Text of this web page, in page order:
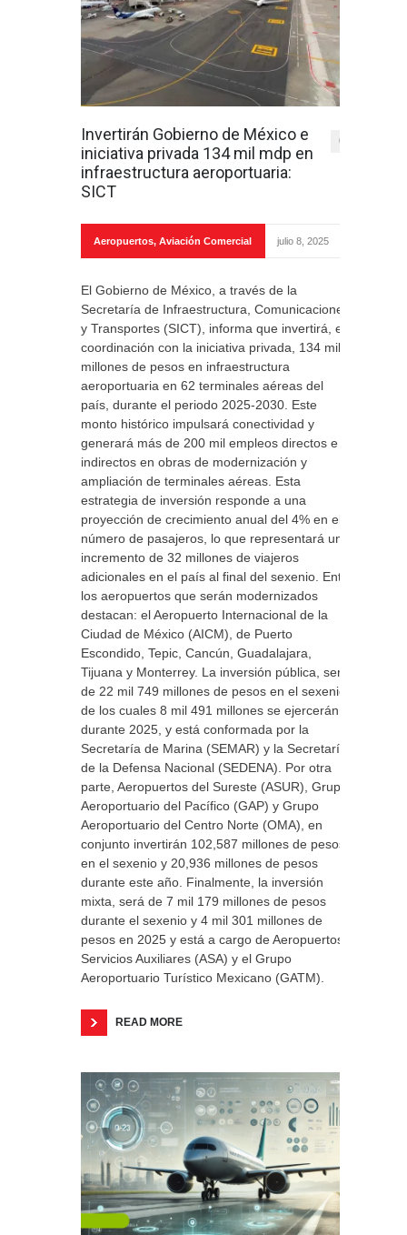
Invertirán Gobierno de México e
iniciativa privada 134 mil mdp en
infraestructura aeroportuaria:
SICT
0
Aeropuertos, Aviación Comercial julio 8, 2025
El Gobierno de México, a través de la
Secretaría de Infraestructura, Comunicaciones
y Transportes (SICT), informa que invertirá, en
coordinación con la iniciativa privada, 134 mil
millones de pesos en infraestructura
aeroportuaria en 62 terminales aéreas del
país, durante el periodo 2025-2030. Este
monto histórico impulsará conectividad y
generará más de 200 mil empleos directos e
indirectos en obras de modernización y
ampliación de terminales aéreas. Esta
estrategia de inversión responde a una
proyección de crecimiento anual del 4% en el
número de pasajeros, lo que representará un
incremento de 32 millones de viajeros
adicionales en el país al final del sexenio. Entre
los aeropuertos que serán modernizados
destacan: el Aeropuerto Internacional de la
Ciudad de México (AICM), de Puerto
Escondido, Tepic, Cancún, Guadalajara,
Tijuana y Monterrey. La inversión pública, será
de 22 mil 749 millones de pesos en el sexenio,
de los cuales 8 mil 491 millones se ejercerán
durante 2025, y está conformada por la
Secretaría de Marina (SEMAR) y la Secretaría
de la Defensa Nacional (SEDENA). Por otra
parte, Aeropuertos del Sureste (ASUR), Grupo
Aeroportuario del Pacífico (GAP) y Grupo
Aeroportuario del Centro Norte (OMA), en
conjunto invertirán 102,587 millones de pesos
en el sexenio y 20,936 millones de pesos
durante este año. Finalmente, la inversión
mixta, será de 7 mil 179 millones de pesos
durante el sexenio y 4 mil 301 millones de
pesos en 2025 y está a cargo de Aeropuertos y
Servicios Auxiliares (ASA) y el Grupo
Aeroportuario Turístico Mexicano (GATM).
READ MORE